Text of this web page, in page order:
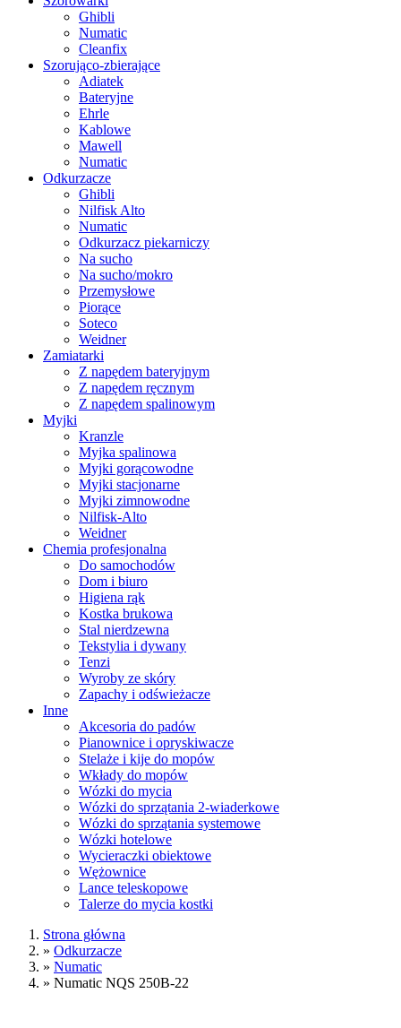
Ghibli
Numatic
Cleanfix
Szorująco-zbierające
Adiatek
Bateryjne
Ehrle
Kablowe
Mawell
Numatic
Odkurzacze
Ghibli
Nilfisk Alto
Numatic
Odkurzacz piekarniczy
Na sucho
Na sucho/mokro
Przemysłowe
Piorące
Soteco
Weidner
Zamiatarki
Z napędem bateryjnym
Z napędem ręcznym
Z napędem spalinowym
Myjki
Kranzle
Myjka spalinowa
Myjki gorącowodne
Myjki stacjonarne
Myjki zimnowodne
Nilfisk-Alto
Weidner
Chemia profesjonalna
Do samochodów
Dom i biuro
Higiena rąk
Kostka brukowa
Stal nierdzewna
Tekstylia i dywany
Tenzi
Wyroby ze skóry
Zapachy i odświeżacze
Inne
Akcesoria do padów
Pianownice i opryskiwacze
Stelaże i kije do mopów
Wkłady do mopów
Wózki do mycia
Wózki do sprzątania 2-wiaderkowe
Wózki do sprzątania systemowe
Wózki hotelowe
Wycieraczki obiektowe
Wężownice
Lance teleskopowe
Talerze do mycia kostki
Strona główna
» Odkurzacze
» Numatic
» Numatic NQS 250B-22